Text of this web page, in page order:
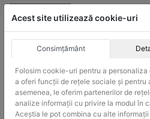
Skip
ACHIZITII PUBLICE
Produsele pot fi achizitionate
Acest site utilizează cookie-uri
Consimțământ
Folosim cookie-uri pentru a
a oferi funcții de rețele sociale și pentru
asemenea, le oferim partenerilor de
analize informații cu privire la modul în
Aceștia le pot combina cu alte